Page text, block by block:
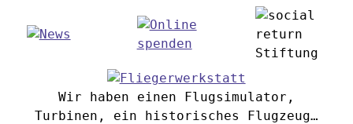
Wir haben einen Flugsimulator,
Turbinen, ein historisches Flugzeug…